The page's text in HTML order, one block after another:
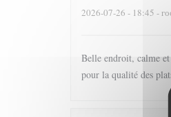
2026-07-26 - 18:45 -
Belle endroit, calme
pour la qualité des